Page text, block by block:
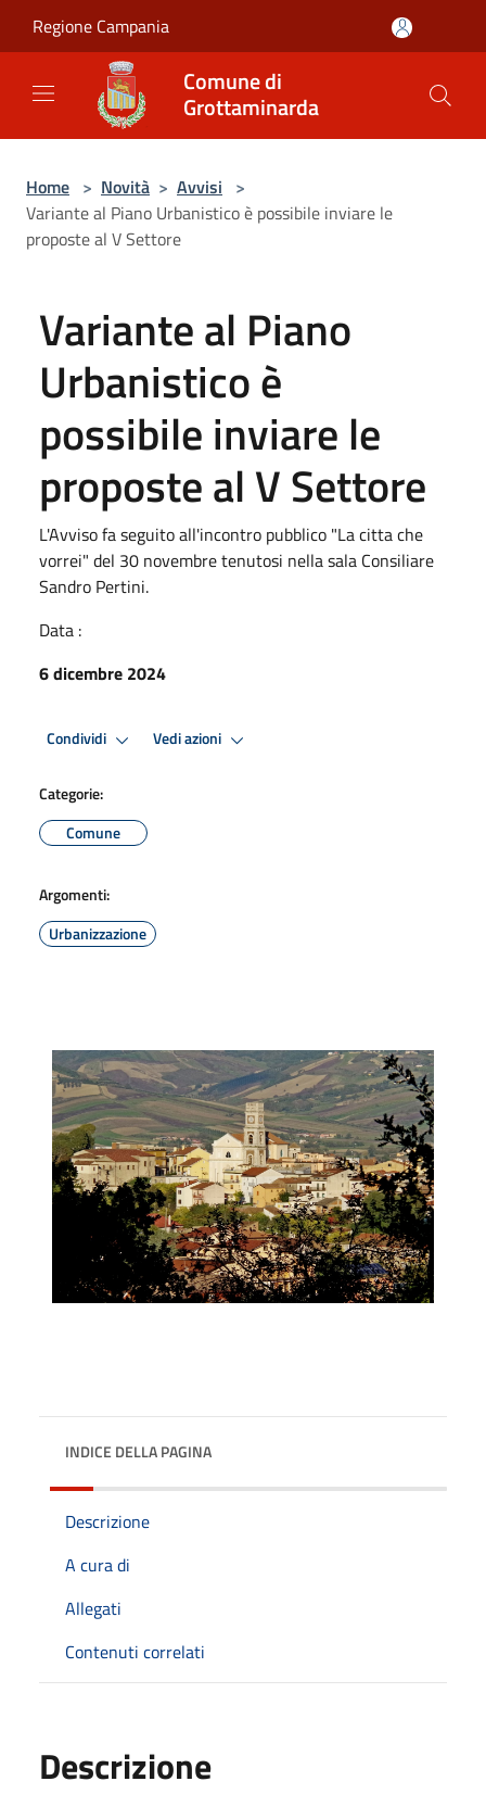
Regione Campania
Comune di
Grottaminarda
Home > Novità > Avvisi >
Variante al Piano Urbanistico è possibile inviare le
proposte al V Settore
Variante al Piano
Urbanistico è
possibile inviare le
proposte al V Settore
L'Avviso fa seguito all'incontro pubblico "La citta che
vorrei" del 30 novembre tenutosi nella sala Consiliare
Sandro Pertini.
Data :
6 dicembre 2024
Condividi Vedi azioni
Categorie:
Comune
Argomenti:
Urbanizzazione
INDICE DELLA PAGINA
Descrizione
A cura di
Allegati
Contenuti correlati
Descrizione